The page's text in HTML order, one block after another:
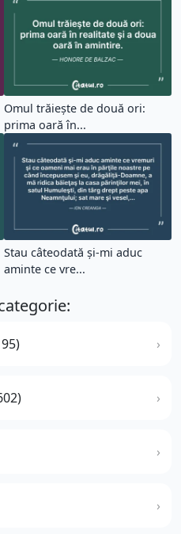
Omul trăieşte de două ori:
prima oară în...
Stau câteodată şi-mi aduc
aminte ce vre...